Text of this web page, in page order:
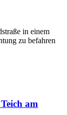
in einem
zu befahren
am